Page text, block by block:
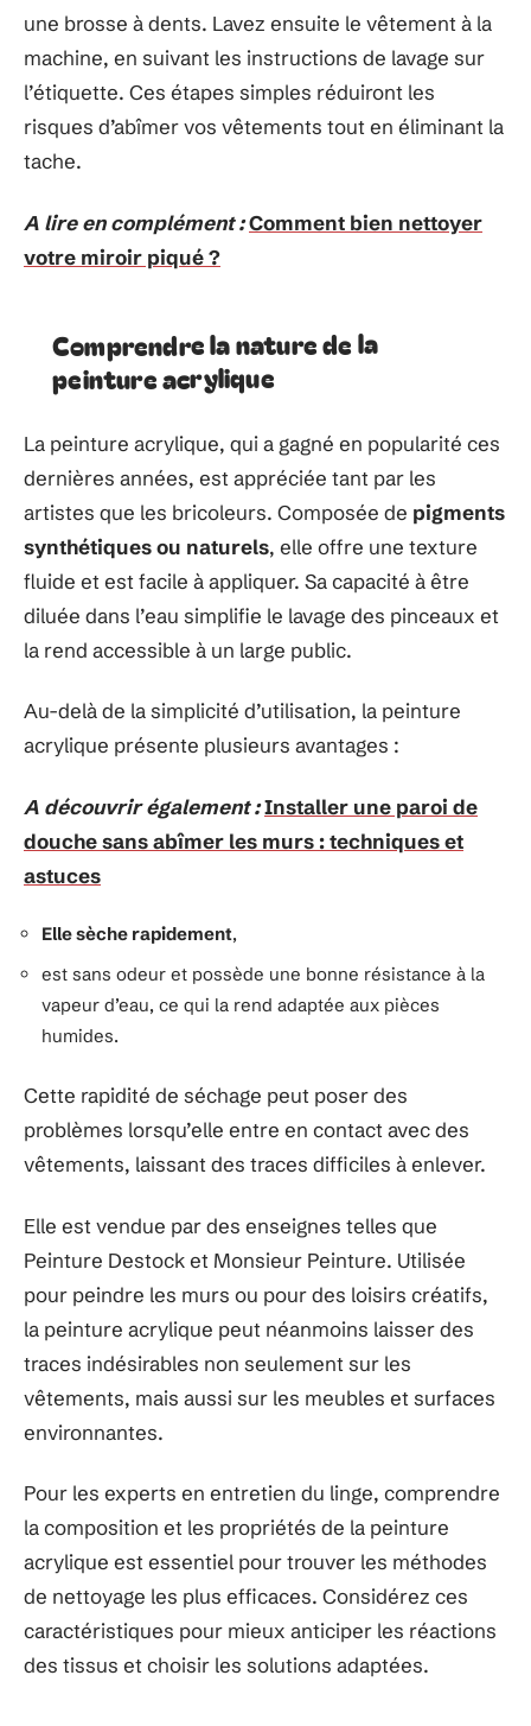
une brosse à dents. Lavez ensuite le vêtement à la
machine, en suivant les instructions de lavage sur
l’étiquette. Ces étapes simples réduiront les
risques d’abîmer vos vêtements tout en éliminant la
tache.
A lire en complément :Comment bien nettoyer
votre miroir piqué ?
Comprendre la nature de la
peinture acrylique
La peinture acrylique, qui a gagné en popularité ces
dernières années, est appréciée tant par les
artistes que les bricoleurs. Composée de pigments
synthétiques ou naturels, elle offre une texture
fluide et est facile à appliquer. Sa capacité à être
diluée dans l’eau simplifie le lavage des pinceaux et
la rend accessible à un large public.
Au-delà de la simplicité d’utilisation, la peinture
acrylique présente plusieurs avantages :
A découvrir également :Installer une paroi de
douche sans abîmer les murs : techniques et
astuces
Elle sèche rapidement,
est sans odeur et possède une bonne résistance à la
vapeur d’eau, ce qui la rend adaptée aux pièces
humides.
Cette rapidité de séchage peut poser des
problèmes lorsqu’elle entre en contact avec des
vêtements, laissant des traces difficiles à enlever.
Elle est vendue par des enseignes telles que
Peinture Destock et Monsieur Peinture. Utilisée
pour peindre les murs ou pour des loisirs créatifs,
la peinture acrylique peut néanmoins laisser des
traces indésirables non seulement sur les
vêtements, mais aussi sur les meubles et surfaces
environnantes.
Pour les experts en entretien du linge, comprendre
la composition et les propriétés de la peinture
acrylique est essentiel pour trouver les méthodes
de nettoyage les plus efficaces. Considérez ces
caractéristiques pour mieux anticiper les réactions
des tissus et choisir les solutions adaptées.